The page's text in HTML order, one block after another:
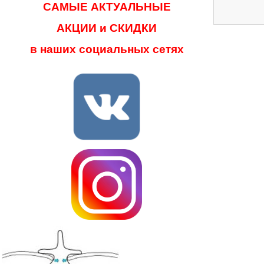
САМЫЕ АКТУАЛЬНЫЕ
АКЦИИ и СКИДКИ
в наших социальных сетях